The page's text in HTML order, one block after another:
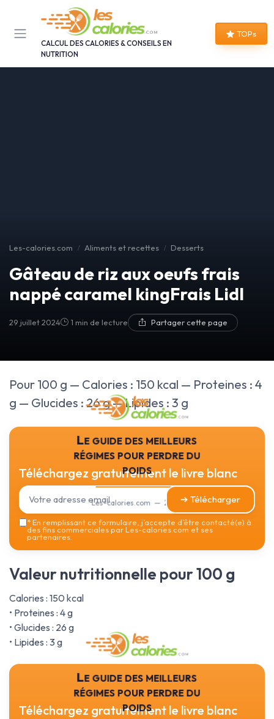
CALCUL DES CALORIES & CONSEILS EN
NUTRITION
TOPs
Les-calories.com Aliments et recettes Desserts
Gâteau de riz aux oeufs frais
nappé caramel kingFrais Lidl
29 juillet 2024 1 min de lecture Partager cette page
Pour 100 g — Calories : 150 kcal — Proteines : 4
g — Glucides : 26 g — Lipides : 3 g
Le guide des meilleurs
régimes pour perdre du
poids
Les-calories.com — 2026
Téléchargez gratuitement le livre blanc
➔ Télécharger
*En remplissant ce formulaire, j’accepte d’être contacté(e) à
des fins commerciales par Les-calories.com et ses
partenaires.
Valeur nutritionnelle pour 100 g
Calories : 150 kcal
• Proteines : 4 g
• Glucides : 26 g
• Lipides : 3 g
Le guide des meilleurs
régimes pour perdre du
poids
Téléchargez gratuitement le livre blanc
Panneau de gestion des cookies